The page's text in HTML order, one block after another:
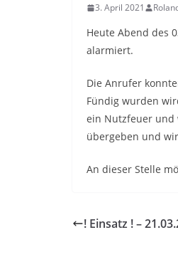
3. April 2021
Heute Abend des
alarmiert.
Die Anrufer
Fündig wurden
ein Nutzfeuer und
übergeben und
An dieser Stelle
! Einsatz ! –